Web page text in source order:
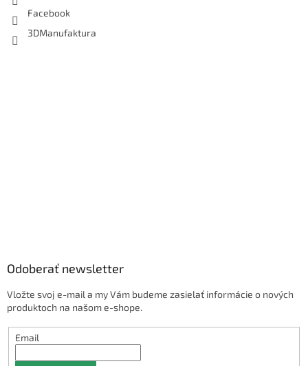
Facebook
3DManufaktura
Odoberať newsletter
Vložte svoj e-mail a my Vám budeme zasielať informácie o nových
produktoch na našom e-shope.
Email